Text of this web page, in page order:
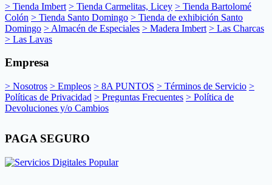
> Tienda Imbert > Tienda Carmelitas, Licey > Tienda Bartolomé
Colón > Tienda Santo Domingo > Tienda de exhibición Santo
Domingo > Almacén de Especiales > Madera Imbert > Las Charcas
> Las Lavas
Empresa
> Nosotros > Empleos > 8A PUNTOS > Términos de Servicio >
Políticas de Privacidad > Preguntas Frecuentes > Política de
Devoluciones y/o Cambios
PAGA SEGURO